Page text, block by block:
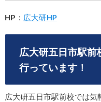
HP： 広大研HP
広大研五日市駅前
行っています！
広大研五日市駅前校では気